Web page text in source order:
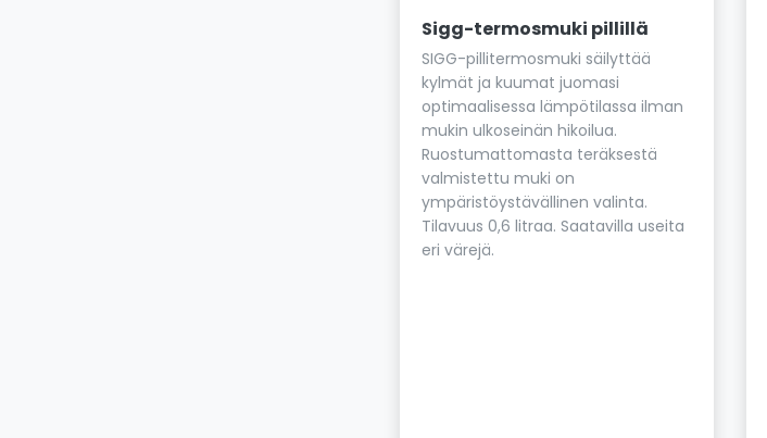
Sigg-termosmuki pillillä
SIGG-pillitermosmuki säilyttää
kylmät ja kuumat juomasi
optimaalisessa lämpötilassa ilman
mukin ulkoseinän hikoilua.
Ruostumattomasta teräksestä
valmistettu muki on
ympäristöystävällinen valinta.
Tilavuus 0,6 litraa. Saatavilla useita
eri värejä.